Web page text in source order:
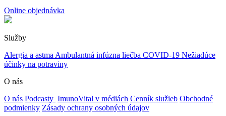
Online objednávka
Služby
Alergia a astma Ambulantná infúzna liečba COVID-19 Nežiadúce
účinky na potraviny
O nás
O nás Podcasty ImunoVital v médiách Cenník služieb Obchodné
podmienky Zásady ochrany osobných údajov